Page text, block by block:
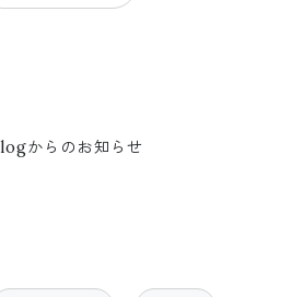
からのお知らせ